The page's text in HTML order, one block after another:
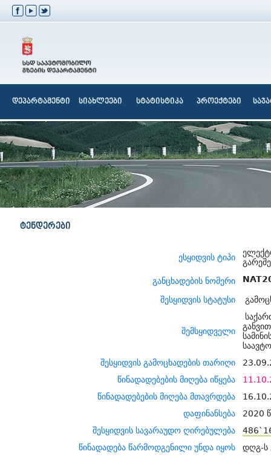
დეპარტამენტი სიახლეები სტატისტიკა პროექტები
ტენდერები
ესყიდვის ტიპი
განცხადების ნომერი
შესყიდვის სტატუსი
შემსყიდველი
შესყიდვის გამოცხადების თარიღი
წინადადებების მიღება იწყება
წინადადებების მიღება მთავრდება
დაფინანსება
2020
შესყიდვის სავარაუდო ღირებულება
წინადადება წარმოდგენილი უნდა იყოს
დღგ-ს